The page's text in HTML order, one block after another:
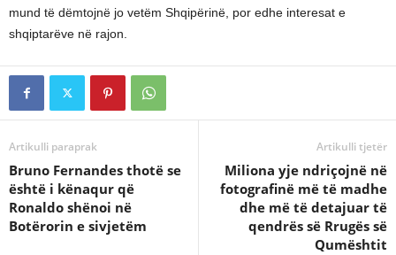
mund të dëmtojnë jo vetëm Shqipërinë, por edhe interesat e
shqiptarëve në rajon.
Artikulli paraprak
Bruno Fernandes thotë se
është i kënaqur që
Ronaldo shënoi në
Botërorin e sivjetëm
Artikulli tjetër
Miliona yje ndriçojnë në
fotografinë më të madhe
dhe më të detajuar të
qendrës së Rrugës së
Qumështit